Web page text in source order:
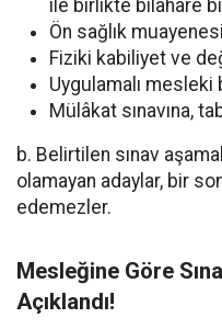
ile birlikte bilahare
Ön sağlık
Fiziki kabiliyet ve
Uygulamalı mesleki
Mülâkat sınavına,
b. Belirtilen sınav
olamayan adaylar, bir
edemezler.
Mesleğine Göre
Açıklandı!